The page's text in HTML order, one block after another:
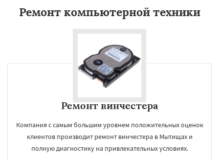
Ремонт компьютерной техники
Ремонт винчестера
Компания с самым большим уровнем положительных оценок
клиентов производит ремонт винчестера в Мытищах и
полную диагностику на привлекательных условиях.